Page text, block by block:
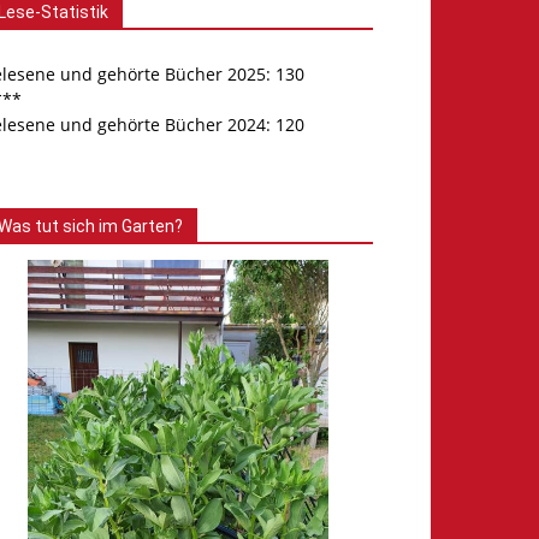
Lese-Statistik
und gehörte Bücher 2025: 130
und gehörte Bücher 2024: 120
tut sich im Garten?